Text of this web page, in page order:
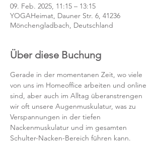
09. Feb. 2025, 11:15 – 13:15
YOGAHeimat, Dauner Str. 6, 41236
Mönchengladbach, Deutschland
Über diese Buchung
Gerade in der momentanen Zeit, wo viele
von uns im Homeoffice arbeiten und online
sind, aber auch im Alltag überanstrengen
wir oft unsere Augenmuskulatur, was zu
Verspannungen in der tiefen
Nackenmuskulatur und im gesamten
Schulter-Nacken-Bereich führen kann.